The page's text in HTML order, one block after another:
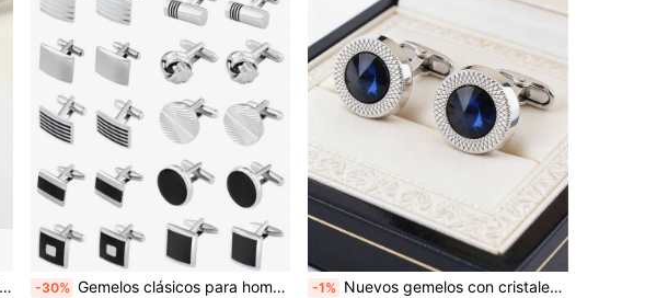
-30% Gemelos clásicos para hombres, adecuados para camisas, trajes y otras ocasiones, regalo elegante para bodas, novios, ocasiones de negocios, Día del Padre y también ideal para la escuela -1% Nuevos gemelos con cristales austriacos de rinoceronte incrustados, diseño minimalista hueco retorcido, adecuados para bodas, fiestas, vacaciones y uso diario